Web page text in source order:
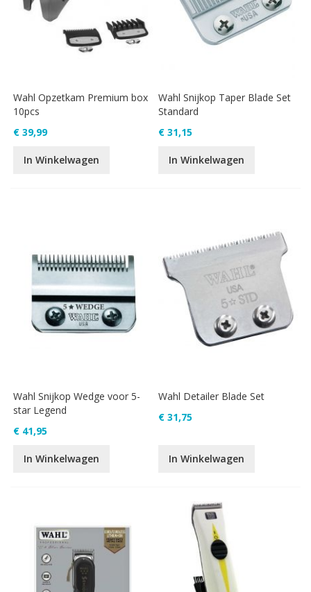
Wahl Opzetkam Premium box
10pcs
€ 39,99
In Winkelwagen
Wahl Snijkop Taper Blade Set
Standard
€ 31,15
In Winkelwagen
Wahl Snijkop Wedge voor 5-
star Legend
€ 41,95
In Winkelwagen
Wahl Detailer Blade Set
€ 31,75
In Winkelwagen